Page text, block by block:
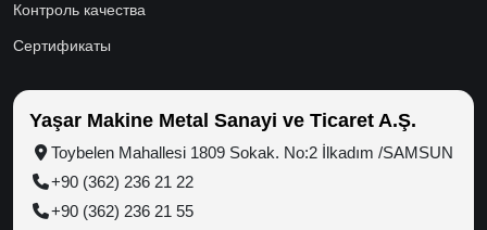
Контроль качества
Сертификаты
Yaşar Makine Metal Sanayi ve Ticaret A.Ş.
Toybelen Mahallesi 1809 Sokak. No:2 İlkadım /SAMSUN
+90 (362) 236 21 22
+90 (362) 236 21 55